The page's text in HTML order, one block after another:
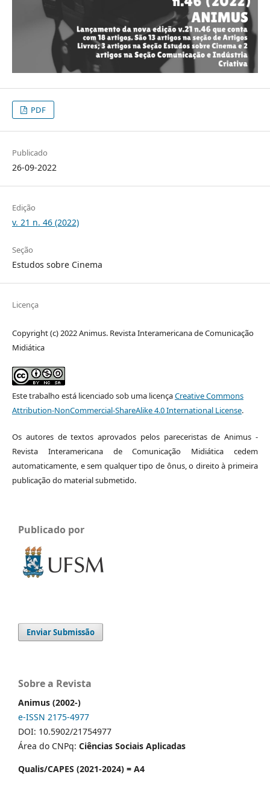
PDF
Publicado
26-09-2022
Edição
v. 21 n. 46 (2022)
Seção
Estudos sobre Cinema
Licença
Copyright (c) 2022 Animus. Revista Interamericana de Comunicação
Midiática
Este trabalho está licenciado sob uma licençaCreative Commons
Attribution-NonCommercial-ShareAlike 4.0 International License.
Os autores de textos aprovados pelos pareceristas de Animus -
Revista Interamericana de Comunicação Midiática cedem
automaticamente, e sem qualquer tipo de ônus, o direito à primeira
publicação do material submetido.
Publicado por
Enviar Submissão
Sobre a Revista
Animus (2002-)
e-ISSN 2175-4977
DOI: 10.5902/21754977
Área do CNPq: Ciências Sociais Aplicadas
Qualis/CAPES (2021-2024) = A4